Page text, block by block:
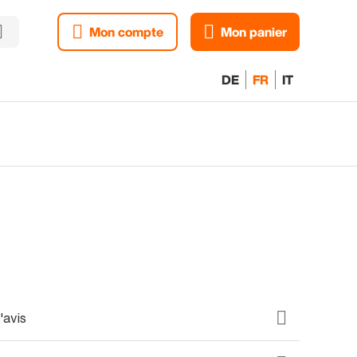
Mon compte Mon panier
DE FR IT